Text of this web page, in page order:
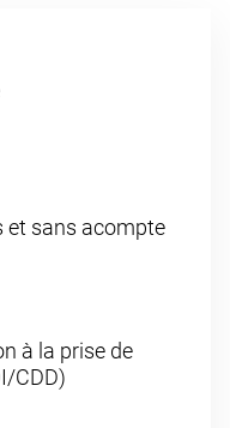
et sans acompte
à la prise de
CDD)